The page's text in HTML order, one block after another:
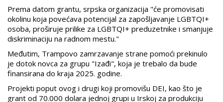
Prema datom grantu, srpska organizacija "će promovisati
okolinu koja povećava potencijal za zapošljavanje LGBTQI+
osoba, proširuje prilike za LGBTQI+ preduzetnike i smanjuje
diskriminaciju na radnom mestu."
Međutim, Trampovo zamrzavanje strane pomoći prekinulo
je dotok novca za grupu "Izađi", koja je trebalo da bude
finansirana do kraja 2025. godine.
Projekti poput ovog i drugi koji promovišu DEI, kao što je
grant od 70.000 dolara jednoj grupi u Irskoj za produkciju